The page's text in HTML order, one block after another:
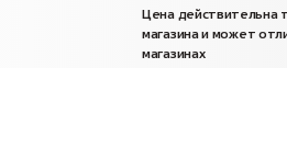
Цена действительна
магазина и может
магазинах